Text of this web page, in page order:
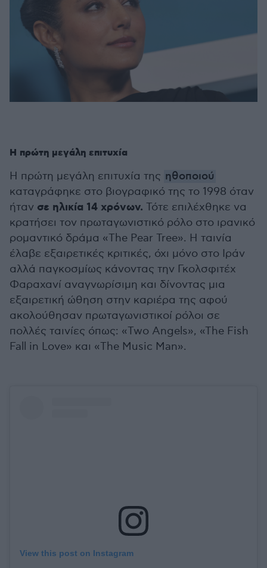
Η πρώτη μεγάλη επιτυχία
Η πρώτη μεγάλη επιτυχία της ηθοποιού
καταγράφηκε στο βιογραφικό της το 1998 όταν
ήταν σε ηλικία 14 χρόνων. Τότε επιλέχθηκε να
κρατήσει τον πρωταγωνιστικό ρόλο στο ιρανικό
ρομαντικό δράμα «The Pear Tree». Η ταινία
έλαβε εξαιρετικές κριτικές, όχι μόνο στο Ιράν
αλλά παγκοσμίως κάνοντας την Γκολσφιτέχ
Φαραχανί αναγνωρίσιμη και δίνοντας μια
εξαιρετική ώθηση στην καριέρα της αφού
ακολούθησαν πρωταγωνιστικοί ρόλοι σε
πολλές ταινίες όπως: «Two Angels», «The Fish
Fall in Love» και «The Music Man».
View this post on Instagram